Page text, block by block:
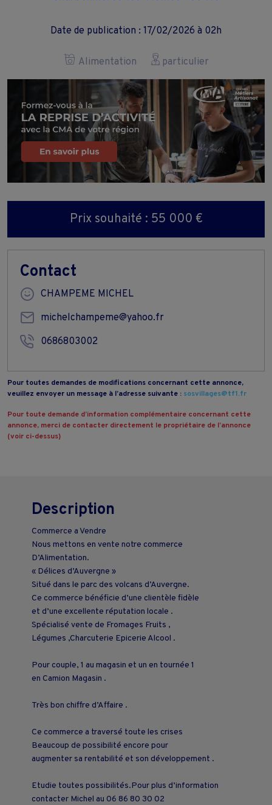
Date de publication : 17/02/2026 à 02h
Alimentation particulier
Prix souhaité : 55 000 €
Contact
CHAMPEME MICHEL
michelchampeme@yahoo.fr
0686803002
Pour toutes demandes de modifications concernant cette annonce,
veuillez envoyer un message à l’adresse suivante : sosvillages@tf1.fr
Pour toute demande d’information complémentaire concernant cette
annonce, merci de contacter directement le propriétaire de l’annonce
(voir ci-dessus)
Description
Commerce a Vendre
Nous mettons en vente notre commerce
D’Alimentation.
« Délices d’Auvergne »
Situé dans le parc des volcans d’Auvergne.
Ce commerce bénéficie d’une clientèle fidèle
et d’une excellente réputation locale .
Spécialisé vente de Fromages Fruits ,
Légumes ,Charcuterie Epicerie Alcool .
Pour couple, 1 au magasin et un en tournée 1
en Camion Magasin .
Très bon chiffre d’Affaire .
Ce commerce a traversé toute les crises
Beaucoup de possibilité encore pour
augmenter sa rentabilité et son développement .
Etudie toutes possibilités.Pour plus d’information
contacter Michel au 06 86 80 30 02